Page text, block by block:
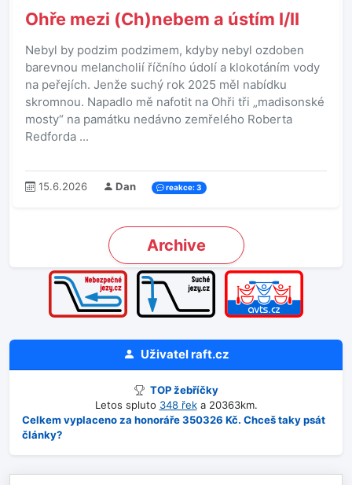
Ohře mezi (Ch)nebem a ústím I/II
Nebyl by podzim podzimem, kdyby nebyl ozdoben
barevnou melancholií říčního údolí a klokotáním vody
na peřejích. Jenže suchý rok 2025 měl nabídku
skromnou. Napadlo mě nafotit na Ohři tři „madisonské
mosty“ na památku nedávno zemřelého Roberta
Redforda ...
15.6.2026 Dan reakce: 3
Archive
Uživatelraft.cz
TOP žebříčky
Letos spluto 348 řeka 20363km.
Celkem vyplaceno za honoráře 350326 Kč. Chceš taky psát
články?